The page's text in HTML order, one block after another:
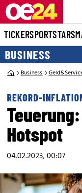
TICKERSPORTSTARS
BUSINESS
Business
REKORD-
Hotspot
04.02.2023, 00:07